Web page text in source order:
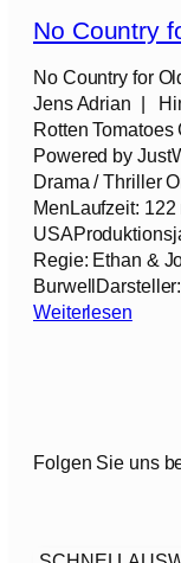
1
i
a
L
e
g
e
n
d
e
d
g
No Country
No Country for
Jens Adrian |
Rotten
Powered by
Drama / Thriller
MenLaufzeit:
Regie: Ethan &
Weiterlesen:
n
Folgen Sie uns